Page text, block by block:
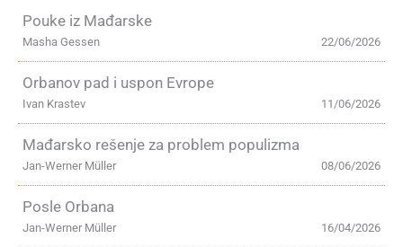
Pouke iz Mađarske
22/06/2026
Masha Gessen
Orbanov pad i uspon Evrope
11/06/2026
Ivan Krastev
Mađarsko rešenje za problem populizma
08/06/2026
Jan-Werner Müller
Posle Orbana
16/04/2026
Jan-Werner Müller